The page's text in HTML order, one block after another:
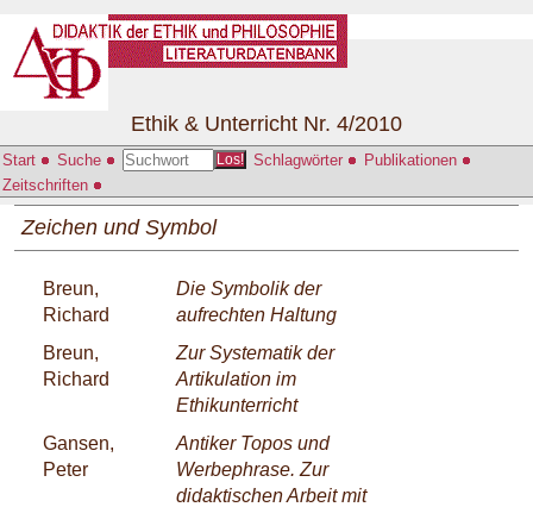
Start Suche Los! Schlagwörter
Publikationen
Zeitschriften
Ethik & Unterricht Nr. 4/2010
Zeichen und Symbol
Breun,
Richard
Die Symbolik der
aufrechten Haltung
Breun,
Richard
Zur Systematik der
Artikulation im
Ethikunterricht
Gansen,
Peter
Antiker Topos und
Werbephrase. Zur
didaktischen Arbeit mit